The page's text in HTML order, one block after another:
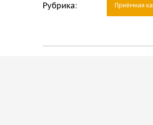
Рубрика: Приёмная